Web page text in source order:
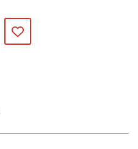
Añadir a mis favoritos